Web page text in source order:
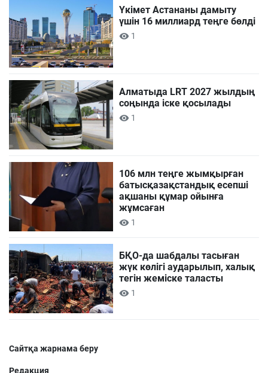
Үкімет Астананы дамыту
үшін 16 миллиард теңге бөлді
1
Алматыда LRT 2027 жылдың
соңында іске қосылады
1
106 млн теңге жымқырған
батысқазақстандық есепші
ақшаны құмар ойынға
жұмсаған
1
БҚО-да шабдалы тасыған
жүк көлігі аударылып, халық
тегін жеміске таласты
1
Сайтқа жарнама беру
Редакция